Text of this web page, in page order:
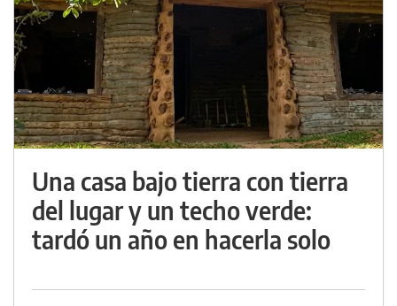
Una casa bajo tierra con tierra
del lugar y un techo verde:
tardó un año en hacerla solo